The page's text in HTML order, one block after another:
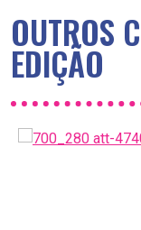
OUTROS
EDIÇÃO